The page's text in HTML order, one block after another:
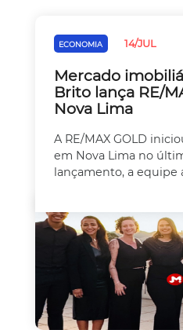
ECONOMIA 14/JUL
Mercado
Brito lança RE/
Nova Lima
A RE/MAX GOLD
em Nova Lima no
lançamento, a equipe